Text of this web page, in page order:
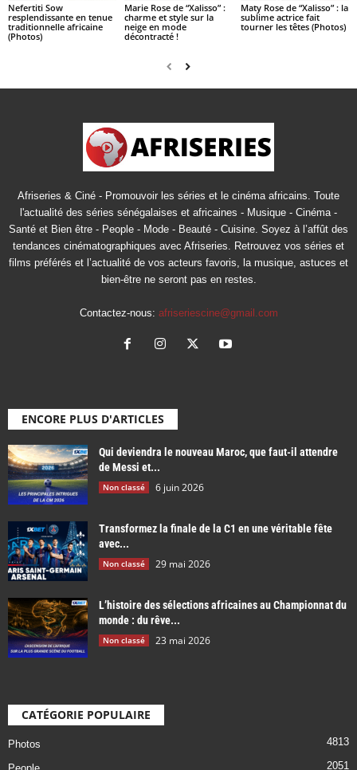
Nefertiti Sow
resplendissante en tenue
traditionnelle africaine
(Photos)
Marie Rose de “Xalisso” :
charme et style sur la
neige en mode
décontracté !
Maty Rose de “Xalisso” : la
sublime actrice fait
tourner les têtes (Photos)
Afriseries & Ciné - Promouvoir les séries et le cinéma africains. Toute
l'actualité des séries sénégalaises et africaines - Musique - Cinéma -
Santé et Bien être - People - Mode - Beauté - Cuisine. Soyez à l’affût des
tendances cinématographiques avec Afriseries. Retrouvez vos séries et
films préférés et l’actualité de vos acteurs favoris, la musique, astuces et
bien-être ne seront pas en restes.
Contactez-nous: afriseriescine@gmail.com
ENCORE PLUS D'ARTICLES
Qui deviendra le nouveau Maroc, que faut-il attendre
de Messi et...
Non classé 6 juin 2026
Transformez la finale de la C1 en une véritable fête
avec...
Non classé 29 mai 2026
L’histoire des sélections africaines au Championnat du
monde : du rêve...
Non classé 23 mai 2026
CATÉGORIE POPULAIRE
Photos 4813
2051